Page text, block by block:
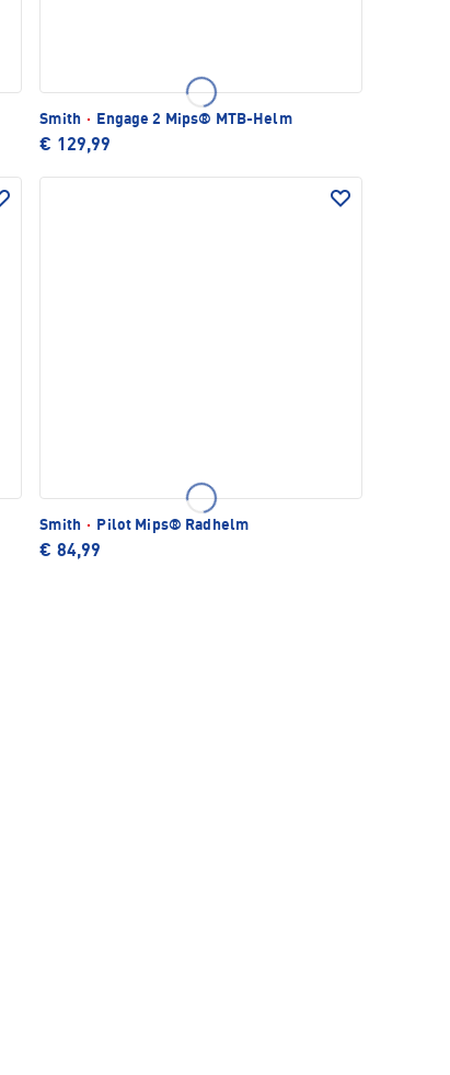
Smith · Engage 2 Mips® MTB-Helm
€ 129,99
Smith · Pilot Mips® Radhelm
€ 84,99